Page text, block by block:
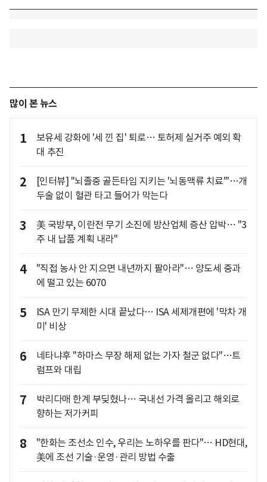
많이 본 뉴스
1
보유세 강화에 '세 낀 집' 퇴로… 토허제 실거주 예외 확
대 추진
2
[인터뷰] "뇌졸중 골든타임 지키는 '뇌동맥류 치료'"…개
두술 없이 혈관 타고 들어가 막는다
3
美 국방부, 이란전 무기 소진에 방산업체 증산 압박… "3
주 내 납품 계획 내라"
4
"직접 농사 안 지으면 내년까지 팔아라"… 양도세 중과
에 떨고 있는 6070
5
ISA 만기 무제한 시대 끝났다… ISA 세제개편에 '막차 개
미' 비상
6
네타냐후 "하마스 무장 해제 없는 가자 철군 없다"…트
럼프와 대립
7
박리다매 한계 부딪혔나… 국내선 가격 올리고 해외로
향하는 저가커피
8
"한화는 조선소 인수, 우리는 노하우를 판다"… HD현대,
美에 조선 기술·운영·관리 방법 수출